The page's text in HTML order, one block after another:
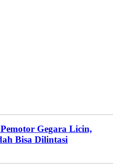
Gegara Licin,
Bisa Dilintasi